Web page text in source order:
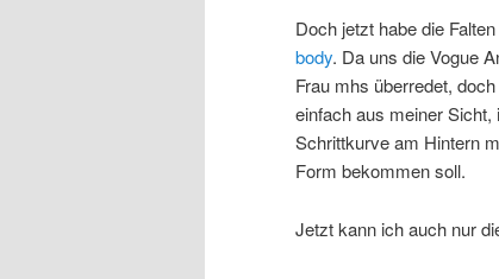
Doch jetzt habe die
body. Da uns die Vogue
Frau mhs überredet,
einfach aus meiner
Schrittkurve am Hintern
Form bekommen soll.
Jetzt kann ich auch nur